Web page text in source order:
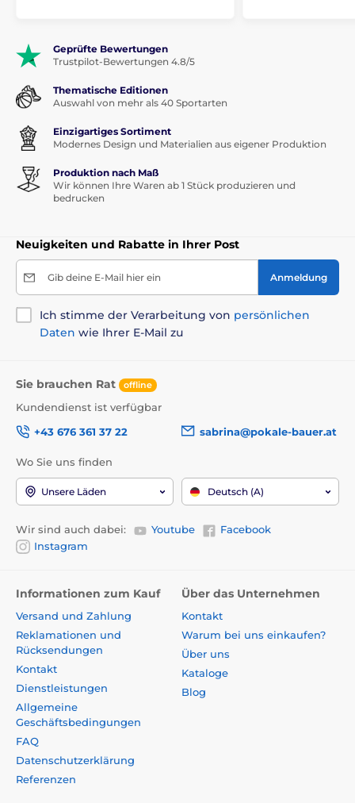
Geprüfte Bewertungen
Trustpilot-Bewertungen 4.8/5
Thematische Editionen
Auswahl von mehr als 40 Sportarten
Einzigartiges Sortiment
Modernes Design und Materialien aus eigener Produktion
Produktion nach Maß
Wir können Ihre Waren ab 1 Stück produzieren und
bedrucken
Neuigkeiten und Rabatte in Ihrer Post
Gib deine E-Mail hier ein Anmeldung
Ich stimme der Verarbeitung von persönlichen
Daten wie Ihrer E-Mail zu
Sie brauchen Rat offline
Kundendienst ist verfügbar
+43 676 361 37 22
sabrina@pokale-bauer.at
Wo Sie uns finden
Unsere Läden Deutsch (A)
Wir sind auch dabei: Youtube
Facebook
Instagram
Informationen zum Kauf
Versand und Zahlung
Reklamationen und
Rücksendungen
Kontakt
Dienstleistungen
Allgemeine
Geschäftsbedingungen
FAQ
Datenschutzerklärung
Referenzen
Über das Unternehmen
Kontakt
Warum bei uns einkaufen?
Über uns
Kataloge
Blog